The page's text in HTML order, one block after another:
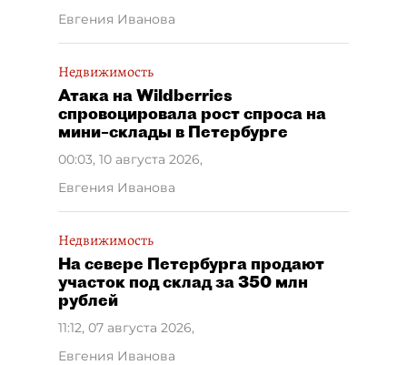
Евгения Иванова
Недвижимость
Атака на Wildberries
спровоцировала рост спроса на
мини–склады в Петербурге
00:03, 10 августа 2026,
Евгения Иванова
Недвижимость
На севере Петербурга продают
участок под склад за 350 млн
рублей
11:12, 07 августа 2026,
Евгения Иванова